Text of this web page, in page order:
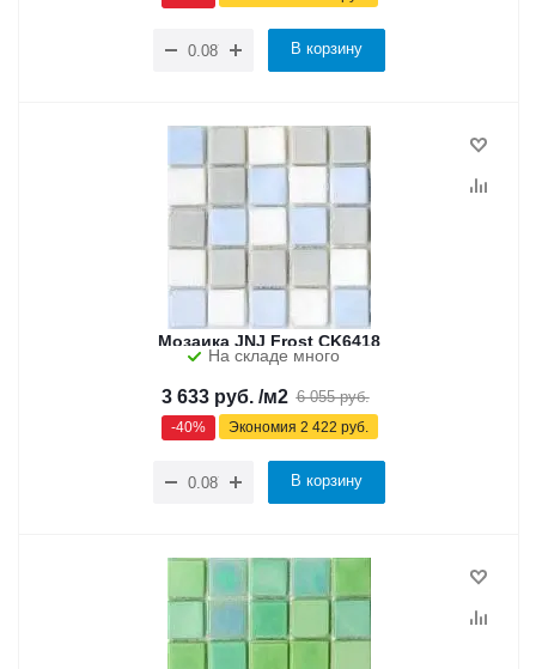
В корзину
Мозаика JNJ Frost CK6418
На складе много
3 633руб. /м2 6 055руб.
-40% Экономия 2 422 руб.
В корзину